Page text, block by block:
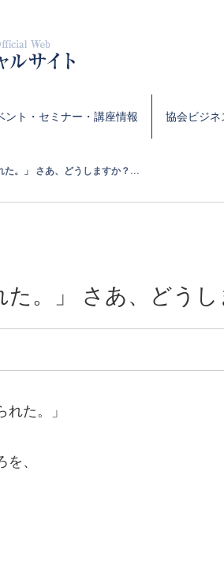
ント・セミナー・講座情報 協会ビジネ
た。」 さあ、どうしますか？...
た。」 さあ、どうし
れた。」
、